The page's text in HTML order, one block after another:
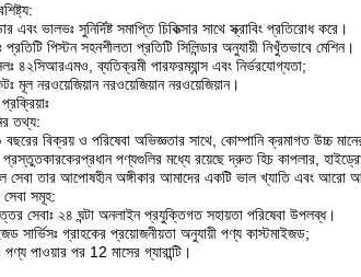
এবং ভালভঃ সুনির্দিষ্ট সমাপ্তি চিকিত্সার সাথে স্ক্রাবিং প্রতিরোধ করে।
প্রতিটি পিস্টন সহনশীলতা প্রতিটি সিলিন্ডার অনুযায়ী নিখুঁতভাবে মেশিন।
৪২সিআরএমও, ব্যতিক্রমী পারফরম্যান্স এবং নির্ভরযোগ্যতা;
মূল নরওয়েজিয়ান নরওয়েজিয়ান নরওয়েজিয়ান।
তথ্য:
বছরের বিক্রয় ও পরিষেবা অভিজ্ঞতার সাথে, কোম্পানি ক্রমাগত উচ্চ
পণ্যগুলির মধ্যে রয়েছে দ্রুত হিচ কাপলার,
সেবা তার আপোষহীন অঙ্গীকার আমাদের একটি ভাল খ্যাতি এবং আরো
সমূহ:
সেবাঃ ২৪ ঘন্টা অনলাইন প্রযুক্তিগত সহায়তা পরিষেবা উপলব্ধ।
সার্ভিসঃ গ্রাহকের প্রয়োজনীয়তা অনুযায়ী পণ্য কাস্টমাইজড;
পণ্য পাওয়ার পর 12 মাসের গ্যারান্টি।